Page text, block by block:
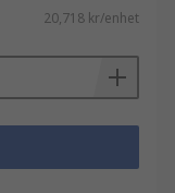
20,718 kr/enhet